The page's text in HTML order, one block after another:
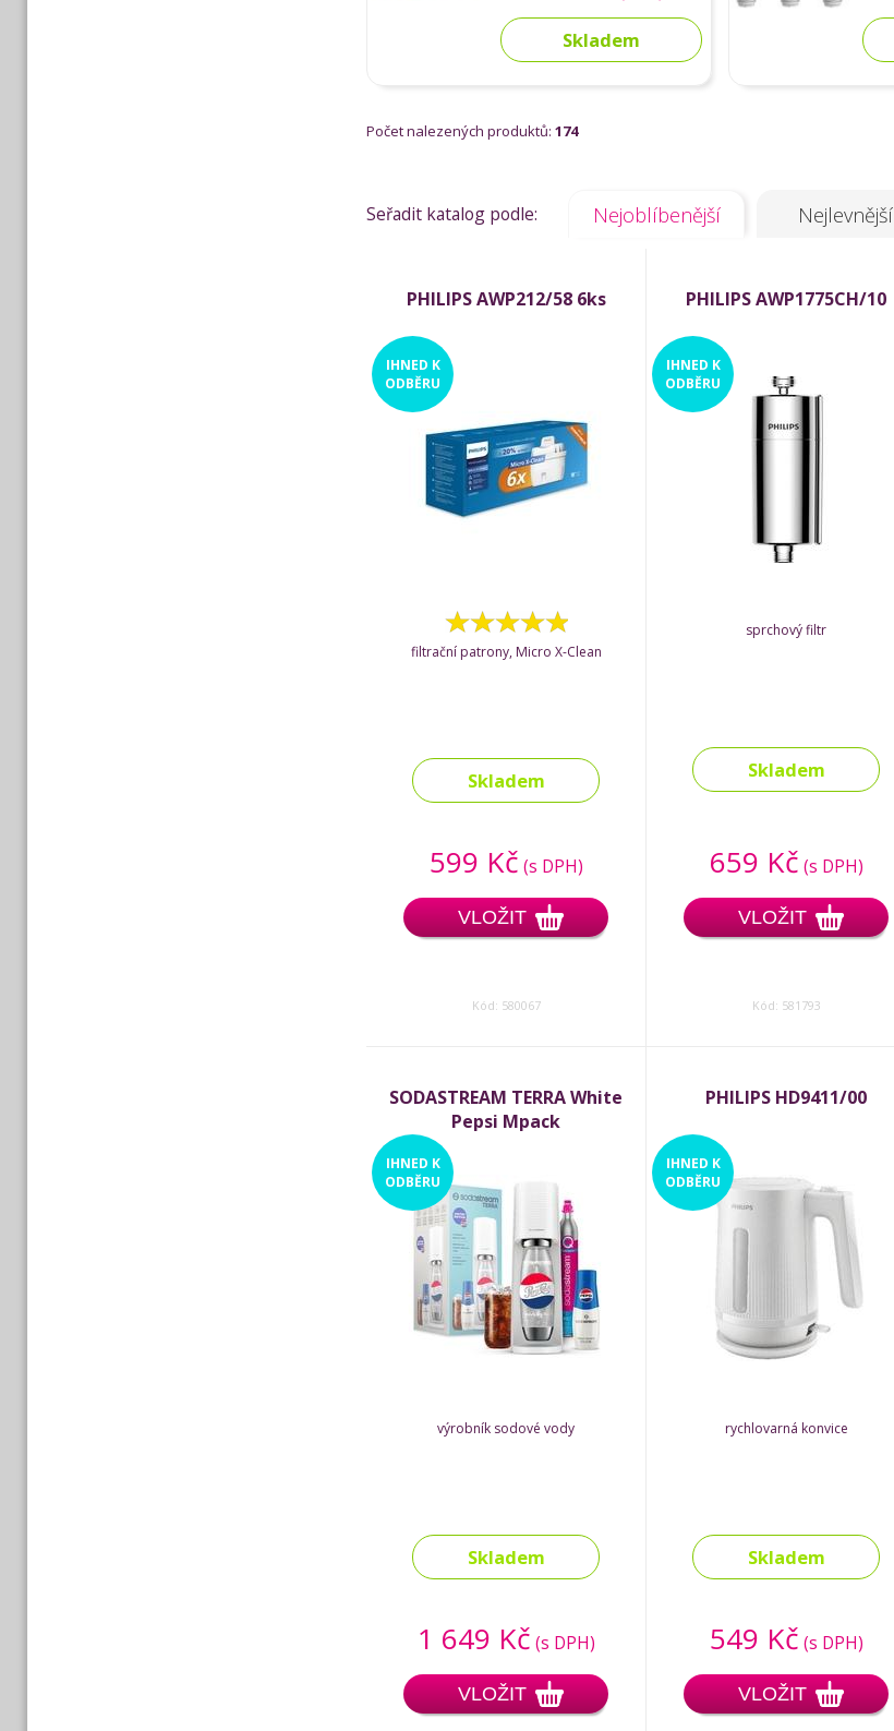
Skladem
Počet nalezených produktů: 174
Seřadit katalog podle: Nejoblíbenější Nejlevnější
PHILIPS AWP212/58 6ks
filtrační patrony, Micro X-Clean
IHNED K
ODBĚRU
Skladem
599 Kč (s DPH)
VLOŽIT
Kód: 580067
PHILIPS AWP1775CH/10
sprchový filtr
IHNED K
ODBĚRU
Skladem
659 Kč (s DPH)
VLOŽIT
Kód: 581793
SODASTREAM TERRA White
Pepsi Mpack
výrobník sodové vody
IHNED K
ODBĚRU
Skladem
1 649 Kč (s DPH)
VLOŽIT
PHILIPS HD9411/00
rychlovarná konvice
IHNED K
ODBĚRU
Skladem
549 Kč (s DPH)
VLOŽIT